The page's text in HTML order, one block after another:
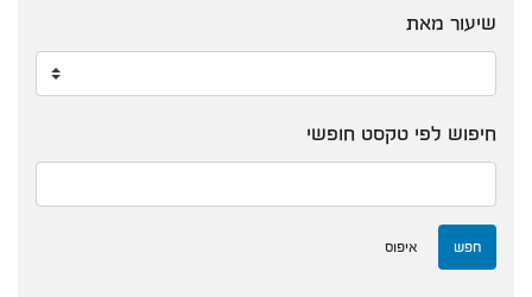
שיעור מאת
חיפוש לפי טקסט חופשי
חפש איפוס